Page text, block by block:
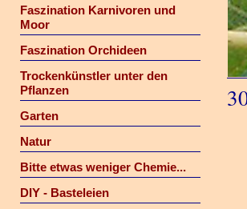
Faszination Karnivoren und
Moor
Faszination Orchideen
Trockenkünstler unter den
Pflanzen
Garten
Natur
Bitte etwas weniger Chemie...
DIY - Basteleien